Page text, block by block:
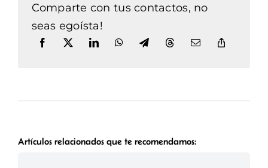
Comparte con tus contactos, no
seas egoísta!
Artículos relacionados que te recomendamos: